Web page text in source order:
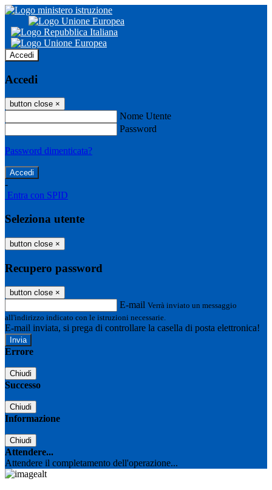
Accedi
Accedi
button close ×
Nome Utente
Password
Password dimenticata?
-
Entra con SPID
Seleziona utente
button close ×
Recupero password
button close ×
E-mail Verrà inviato un messaggio
all'indirizzo indicato con le istruzioni necessarie.
E-mail inviata, si prega di controllare la casella di posta elettronica!
Errore
Chiudi
Successo
Chiudi
Informazione
Chiudi
Attendere...
Attendere il completamento dell'operazione...